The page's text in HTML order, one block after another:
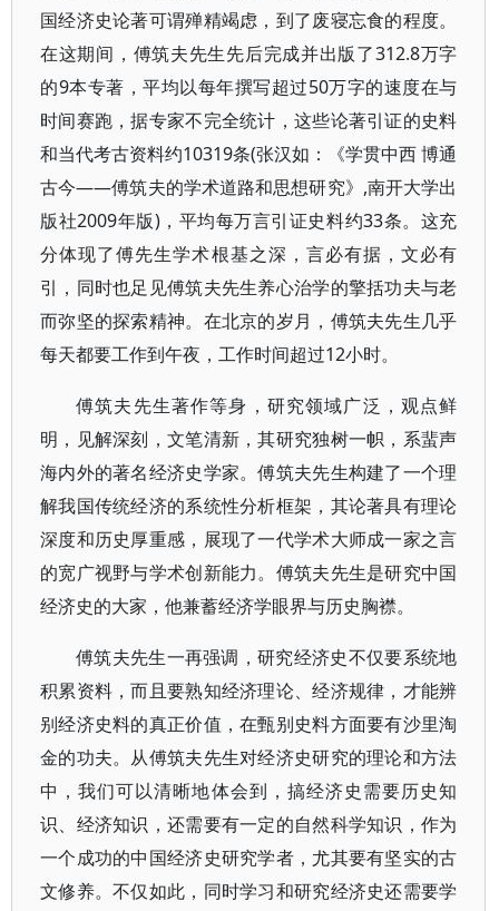
国经济史论著可谓殚精竭虑，到了废寝忘食的程度。
在这期间，傅筑夫先生先后完成并出版了312.8万字
的9本专著，平均以每年撰写超过50万字的速度在与
时间赛跑，据专家不完全统计，这些论著引证的史料
和当代考古资料约10319条(张汉如：《学贯中西 博通
古今——傅筑夫的学术道路和思想研究》,南开大学出
版社2009年版)，平均每万言引证史料约33条。这充
分体现了傅先生学术根基之深，言必有据，文必有
引，同时也足见傅筑夫先生养心治学的擎括功夫与老
而弥坚的探索精神。在北京的岁月，傅筑夫先生几乎
每天都要工作到午夜，工作时间超过12小时。
傅筑夫先生著作等身，研究领域广泛，观点鲜
明，见解深刻，文笔清新，其研究独树一帜，系蜚声
海内外的著名经济史学家。傅筑夫先生构建了一个理
解我国传统经济的系统性分析框架，其论著具有理论
深度和历史厚重感，展现了一代学术大师成一家之言
的宽广视野与学术创新能力。傅筑夫先生是研究中国
经济史的大家，他兼蓄经济学眼界与历史胸襟。
傅筑夫先生一再强调，研究经济史不仅要系统地
积累资料，而且要熟知经济理论、经济规律，才能辨
别经济史料的真正价值，在甄别史料方面要有沙里淘
金的功夫。从傅筑夫先生对经济史研究的理论和方法
中，我们可以清晰地体会到，搞经济史需要历史知
识、经济知识，还需要有一定的自然科学知识，作为
一个成功的中国经济史研究学者，尤其要有坚实的古
文修养。不仅如此，同时学习和研究经济史还需要学